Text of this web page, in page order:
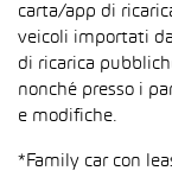
carta/app di
veicoli importati
di ricarica
nonché presso i
e modifiche.
*Family car con